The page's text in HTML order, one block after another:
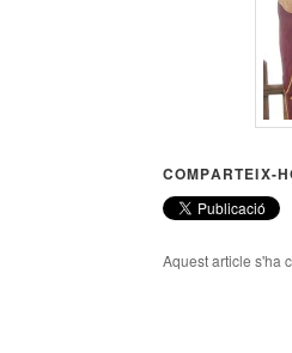
COMPARTEIX-
Aquest article s'ha